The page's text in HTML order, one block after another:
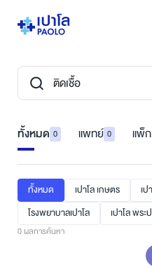
ทั้งหมด 0 แพทย์ 0 แพ็ก
ทั้งหมด เปาโล เกษตร เ
โรงพยาบาลเปาโล
เปาโล พระ
0ผลการค้นหา